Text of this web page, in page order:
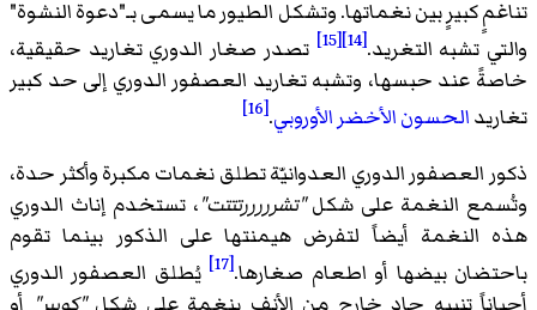
تناغمٍ كبيرٍ بين نغماتها. وتشكل الطيور ما يسمى بـ"دعوة النشوة"
والتي تشبه التغريد.[14]
[15]
تصدر صغار الدوري تغاريد حقيقية،
خاصةً عند حبسها، وتشبه تغاريد العصفور الدوري إلى حد كبير
تغاريدالحسون الأخضر الأوروبي.
[16]
ذكور العصفور الدوري العدوانيّة تطلق نغمات مكبرة وأكثر حدة،
وتُسمع النغمة على شكل"تشرررررتتتت"، تستخدم إناث الدوري
هذه النغمة أيضاً لتفرض هيمنتها على الذكور بينما تقوم
باحتضان بيضها أو اطعام صغارها.[17]
يُطلق العصفور الدوري